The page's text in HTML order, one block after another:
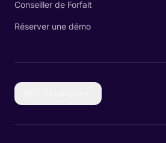
Conseiller de Forfait
Réserver une démo